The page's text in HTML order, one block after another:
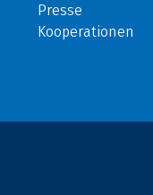
Presse
Kooperationen